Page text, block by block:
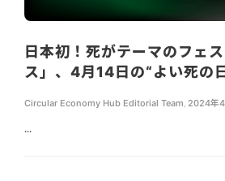
日本初！死がテーマのフェ
ス」、4月14日の“よい死の
Circular Economy Hub Editorial Team 2024年
...